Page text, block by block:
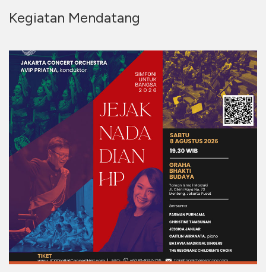
Kegiatan Mendatang